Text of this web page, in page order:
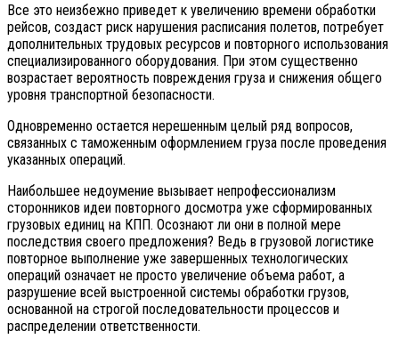
Все это неизбежно приведет к увеличению времени обработки
рейсов, создаст риск нарушения расписания полетов, потребует
дополнительных трудовых ресурсов и повторного использования
специализированного оборудования. При этом существенно
возрастает вероятность повреждения груза и снижения общего
уровня транспортной безопасности.
Одновременно остается нерешенным целый ряд вопросов,
связанных с таможенным оформлением груза после проведения
указанных операций.
Наибольшее недоумение вызывает непрофессионализм
сторонников идеи повторного досмотра уже сформированных
грузовых единиц на КПП. Осознают ли они в полной мере
последствия своего предложения? Ведь в грузовой логистике
повторное выполнение уже завершенных технологических
операций означает не просто увеличение объема работ, а
разрушение всей выстроенной системы обработки грузов,
основанной на строгой последовательности процессов и
распределении ответственности.